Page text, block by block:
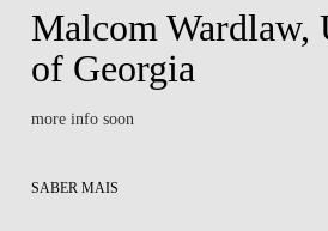
Malcom Wardlaw,
of Georgia
more info soon
SABER MAIS